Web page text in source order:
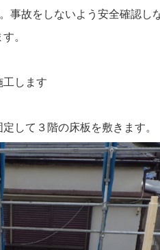
故をしないよう安全確認し
。
します
して３階の床板を敷きます。